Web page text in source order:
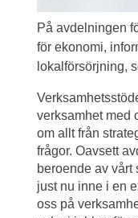
På avdelningen
för ekonomi,
lokalförsörjning,
verksamhet med
om allt från
frågor. Oavsett
beroende av vårt
just nu inne i en
oss på